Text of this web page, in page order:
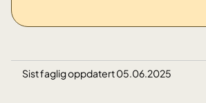
Sist faglig oppdatert 05.06.2025